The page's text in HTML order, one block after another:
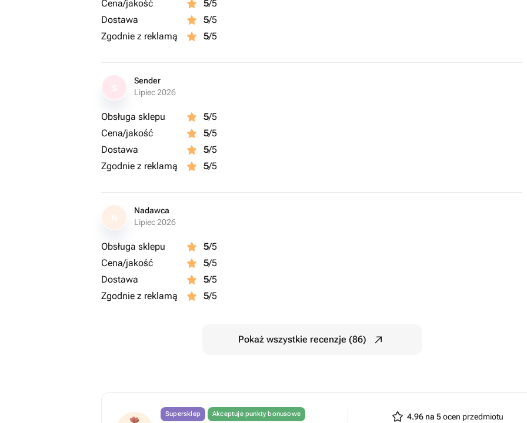
Cena/jakość
5/5
Dostawa
5/5
Zgodnie z reklamą
5/5
Sender
Lipiec 2026
Obsługa sklepu 5/5
Cena/jakość
5/5
Dostawa
5/5
Zgodnie z reklamą
5/5
N
Nadawca
Lipiec 2026
Obsługa sklepu 5/5
Cena/jakość
5/5
Dostawa
5/5
Zgodnie z reklamą
5/5
Pokaż wszystkie recenzje (86)
Supersklep Akceptuje punkty bonusowe 4.96 na 5ocen przedmiotu